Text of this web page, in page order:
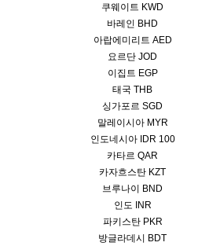
쿠웨이트 KWD
바레인 BHD
아랍에미리트 AED
요르단 JOD
이집트 EGP
태국 THB
싱가포르 SGD
말레이시아 MYR
인도네시아 IDR 100
카타르 QAR
카자흐스탄 KZT
브루나이 BND
인도 INR
파키스탄 PKR
방글라데시 BDT